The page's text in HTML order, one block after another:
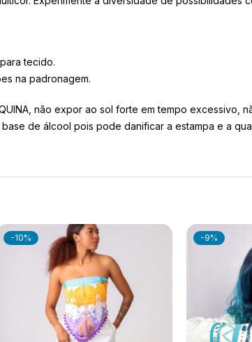
tecido.
na padronagem.
não expor ao sol forte em tempo
de álcool pois pode danificar a estampa e a
-10% -9%